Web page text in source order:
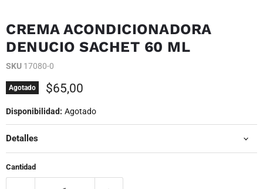
CREMA ACONDICIONADORA
DENUCIO SACHET 60 ML
SKU 17080-0
Agotado Precio actual
$65,00
Disponibilidad: Agotado
Detalles
Cantidad